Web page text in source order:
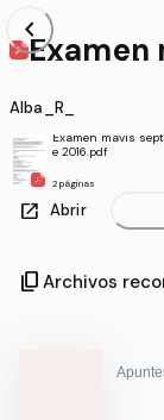
chevron_left
Examen
016.pdf
Alba_R_
Examen mavis
e 2016.pdf
2 páginas
open_in_new Abrir
content_copy Archivos